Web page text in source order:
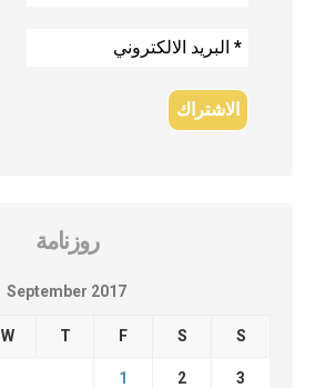
روزنامة
September 2017
W T F S S
1 2 3